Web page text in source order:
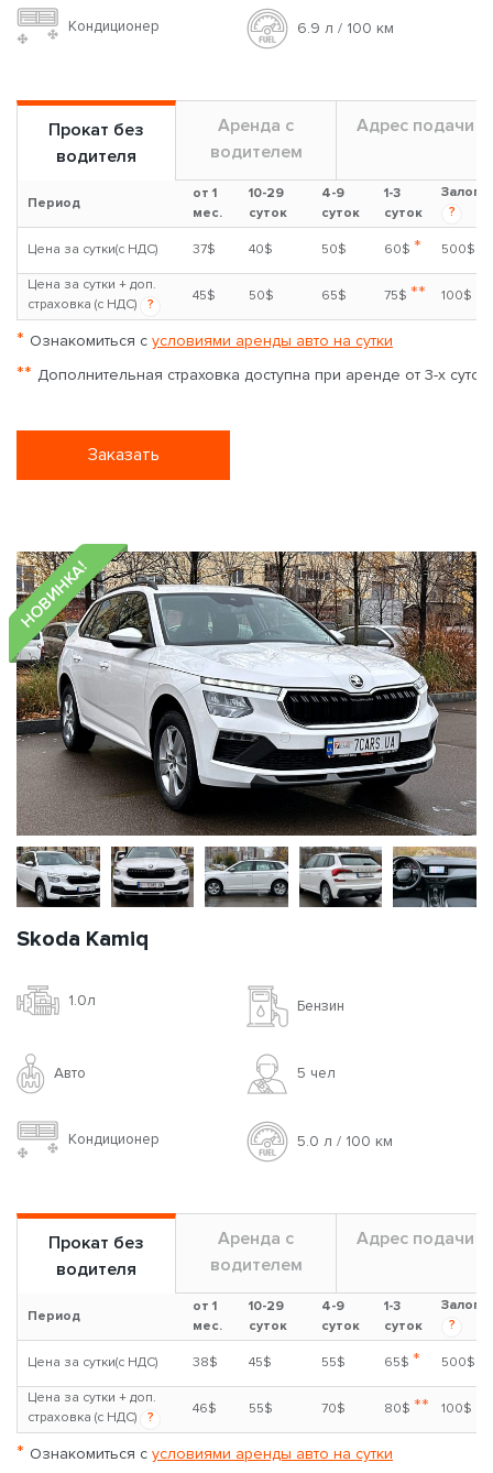
Кондиционер 6.9 л / 100 км
Прокат без
водителя
Аренда с
водителем
Адрес подачи
Период
от 1
мес.
10-29
суток
4-9
суток
1-3
суток
Залог
?
Цена за сутки(с НДС) 37$ 40$ 50$ 60$ * 500$
Цена за сутки + доп.
страховка (с НДС)
?
45$ 50$ 65$ 75$ ** 100$
* Ознакомиться с условиями аренды авто на сутки
** Дополнительная страховка доступна при аренде от 3-х суток
Заказать
НОВИНКА!
Skoda Kamiq
1.0л Бензин
Авто 5 чел
Кондиционер 5.0 л / 100 км
Прокат без
водителя
Аренда с
водителем
Адрес подачи
Период
от 1
мес.
10-29
суток
4-9
суток
1-3
суток
Залог
?
Цена за сутки(с НДС) 38$ 45$ 55$ 65$ * 500$
Цена за сутки + доп.
страховка (с НДС)
?
46$ 55$ 70$ 80$ ** 100$
* Ознакомиться с условиями аренды авто на сутки